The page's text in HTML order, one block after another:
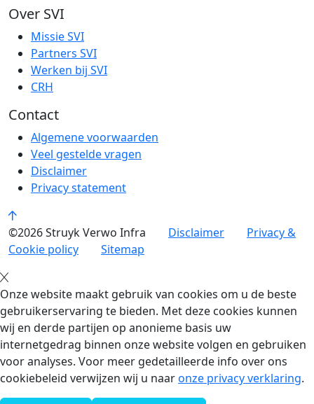
Over SVI
Missie SVI
Partners SVI
Werken bij SVI
CRH
Contact
Algemene voorwaarden
Veel gestelde vragen
Disclaimer
Privacy statement
©2026 Struyk Verwo Infra Disclaimer
Privacy &
Cookie policy
Sitemap
Onze website maakt gebruik van cookies om u de beste
gebruikerservaring te bieden. Met deze cookies kunnen
wij en derde partijen op anonieme basis uw
internetgedrag binnen onze website volgen en gebruiken
voor analyses. Voor meer gedetailleerde info over ons
cookiebeleid verwijzen wij u naaronze privacy verklaring.